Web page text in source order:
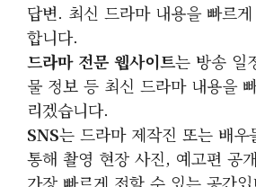
답변. 최신 드라마 내용을 빠르
합니다.
드라마 전문 웹사이트는 방송 일
물 정보 등 최신 드라마 내용을
리겠습니다.
SNS는 드라마 제작진 또는 배우
통해 촬영 현장 사진, 예고편 공